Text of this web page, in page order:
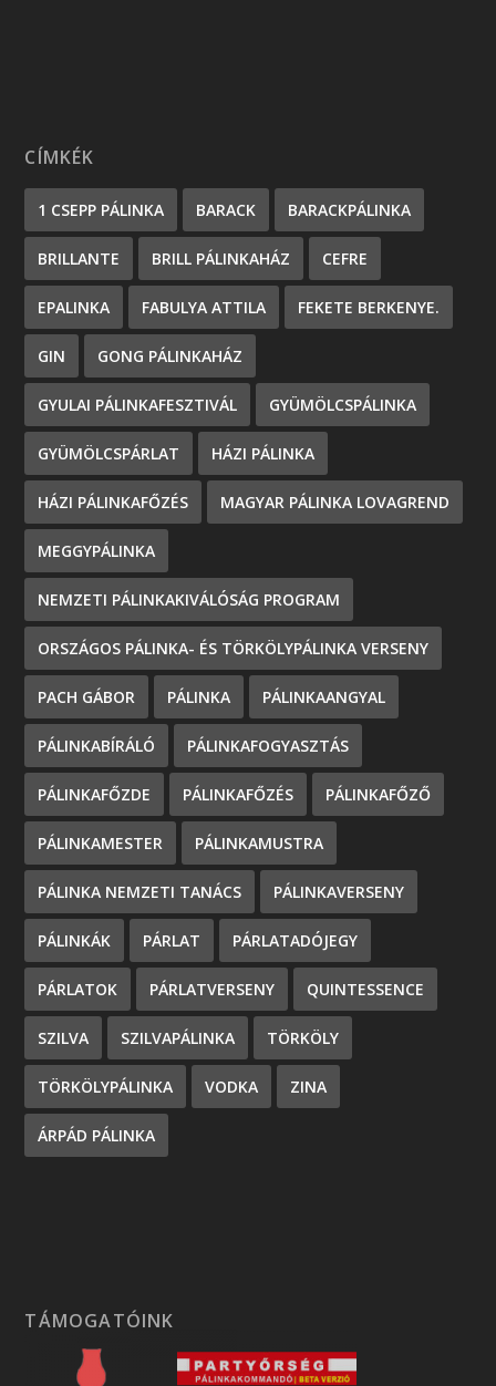
CÍMKÉK
1 CSEPP PÁLINKA BARACK BARACKPÁLINKA
BRILLANTE BRILL PÁLINKAHÁZ CEFRE
EPALINKA FABULYA ATTILA FEKETE BERKENYE.
GIN GONG PÁLINKAHÁZ
GYULAI PÁLINKAFESZTIVÁL GYÜMÖLCSPÁLINKA
GYÜMÖLCSPÁRLAT HÁZI PÁLINKA
HÁZI PÁLINKAFŐZÉS MAGYAR PÁLINKA LOVAGREND
MEGGYPÁLINKA
NEMZETI PÁLINKAKIVÁLÓSÁG PROGRAM
ORSZÁGOS PÁLINKA- ÉS TÖRKÖLYPÁLINKA VERSENY
PACH GÁBOR PÁLINKA PÁLINKAANGYAL
PÁLINKABÍRÁLÓ PÁLINKAFOGYASZTÁS
PÁLINKAFŐZDE PÁLINKAFŐZÉS PÁLINKAFŐZŐ
PÁLINKAMESTER PÁLINKAMUSTRA
PÁLINKA NEMZETI TANÁCS PÁLINKAVERSENY
PÁLINKÁK PÁRLAT PÁRLATADÓJEGY
PÁRLATOK PÁRLATVERSENY QUINTESSENCE
SZILVA SZILVAPÁLINKA TÖRKÖLY
TÖRKÖLYPÁLINKA VODKA ZINA
ÁRPÁD PÁLINKA
TÁMOGATÓINK